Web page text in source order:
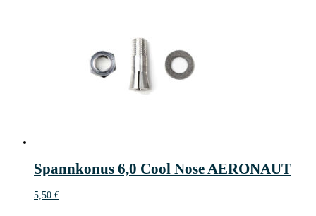
Spannkonus 6,0 Cool Nose AERONAUT
5,50 €